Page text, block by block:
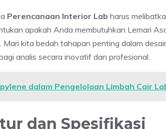
Perencanaan Interior Lab harus
apakah Anda membutuhkan Lemari
kita bedah tahapan penting dalam
analis secara inovatif dan profesional.
dalam Pengelolaan Limbah Cair
dan Spesifikasi